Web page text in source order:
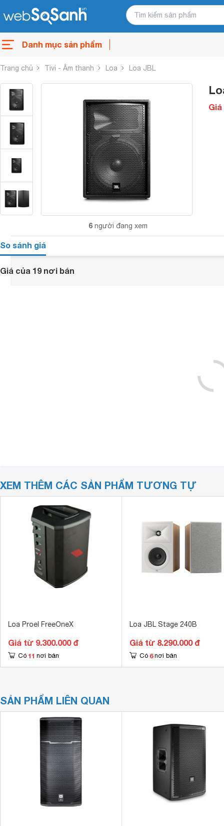
Danh mục sản phẩm
Trang chủ Tivi - Âm thanh Loa Loa JBL
6 người đang xem
Giá
So sánh giá
Giá của 19 nơi bán
XEM THÊM CÁC SẢN PHẨM TƯƠNG TỰ
Loa Proel FreeOneX
Giá từ 9.300.000 đ
Có 11 nơi bán
Loa JBL Stage 240B
Giá từ 8.290.000 đ
Có 6 nơi bán
SẢN PHẨM LIÊN QUAN